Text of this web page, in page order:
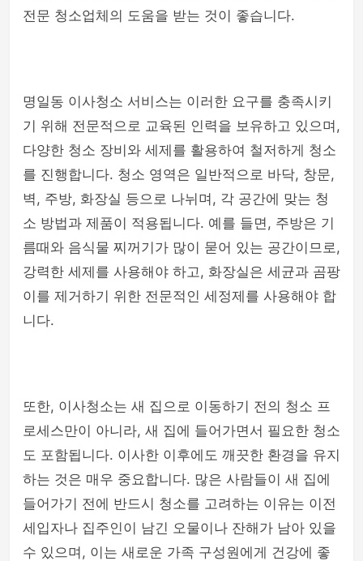
전문 청소업체의 도움을 받는 것이 좋습니다.
명일동 이사청소 서비스는 이러한 요구를 충족시키
기 위해 전문적으로 교육된 인력을 보유하고 있으며,
다양한 청소 장비와 세제를 활용하여 철저하게 청소
를 진행합니다. 청소 영역은 일반적으로 바닥, 창문,
벽, 주방, 화장실 등으로 나뉘며, 각 공간에 맞는 청
소 방법과 제품이 적용됩니다. 예를 들면, 주방은 기
름때와 음식물 찌꺼기가 많이 묻어 있는 공간이므로,
강력한 세제를 사용해야 하고, 화장실은 세균과 곰팡
이를 제거하기 위한 전문적인 세정제를 사용해야 합
니다.
또한, 이사청소는 새 집으로 이동하기 전의 청소 프
로세스만이 아니라, 새 집에 들어가면서 필요한 청소
도 포함됩니다. 이사한 이후에도 깨끗한 환경을 유지
하는 것은 매우 중요합니다. 많은 사람들이 새 집에
들어가기 전에 반드시 청소를 고려하는 이유는 이전
세입자나 집주인이 남긴 오물이나 잔해가 남아 있을
수 있으며, 이는 새로운 가족 구성원에게 건강에 좋